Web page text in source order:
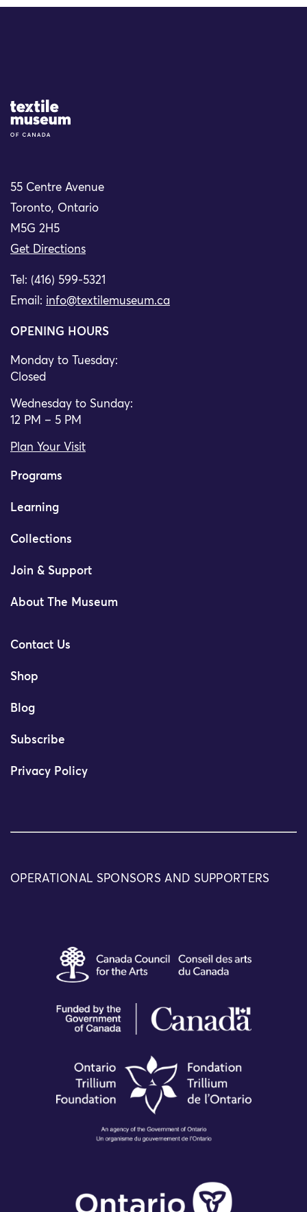
Site Logo
55 Centre Avenue
Toronto, Ontario
M5G 2H5
Get Directions
Tel: (416) 599-5321
Email: info@textilemuseum.ca
OPENING HOURS
Monday to Tuesday:
Closed
Wednesday to Sunday:
12 PM – 5 PM
Plan Your Visit
Programs
Learning
Collections
Join & Support
About The Museum
Contact Us
Shop
Blog
Subscribe
Privacy Policy
OPERATIONAL SPONSORS AND SUPPORTERS